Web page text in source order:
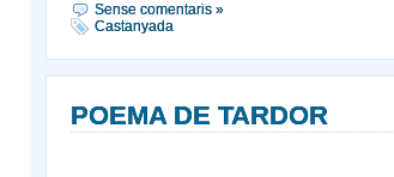
Sense comentaris »
Castanyada
POEMA DE TARDOR